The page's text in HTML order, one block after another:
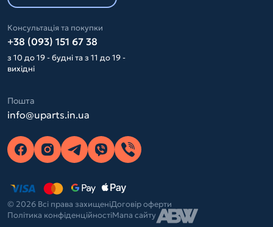
Консультація та покупки
+38 (093) 151 67 38
з 10 до 19 - будні та з 11 до 19 -
вихідні
Пошта
info@uparts.in.ua
© 2026 Всі права захищеніДоговір оферти
Політика конфіденційностіМапа сайту